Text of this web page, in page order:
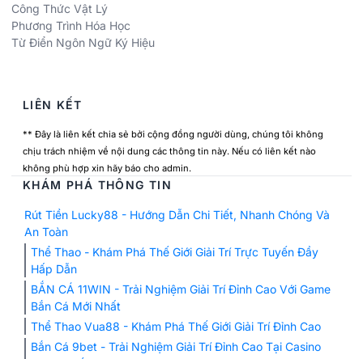
Công Thức Vật Lý
Phương Trình Hóa Học
Từ Điển Ngôn Ngữ Ký Hiệu
LIÊN KẾT
** Đây là liên kết chia sẻ bởi cộng đồng người dùng, chúng tôi không
chịu trách nhiệm về nội dung các thông tin này. Nếu có liên kết nào
không phù hợp xin hãy báo cho admin.
KHÁM PHÁ THÔNG TIN
Rút Tiền Lucky88 - Hướng Dẫn Chi Tiết, Nhanh Chóng Và
An Toàn
Thể Thao - Khám Phá Thế Giới Giải Trí Trực Tuyến Đầy
Hấp Dẫn
BẮN CÁ 11WIN - Trải Nghiệm Giải Trí Đỉnh Cao Với Game
Bắn Cá Mới Nhất
Thể Thao Vua88 - Khám Phá Thế Giới Giải Trí Đỉnh Cao
Bắn Cá 9bet - Trải Nghiệm Giải Trí Đỉnh Cao Tại Casino